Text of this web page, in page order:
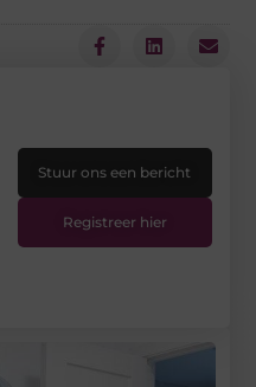
Stuur ons een bericht
Registreer hier